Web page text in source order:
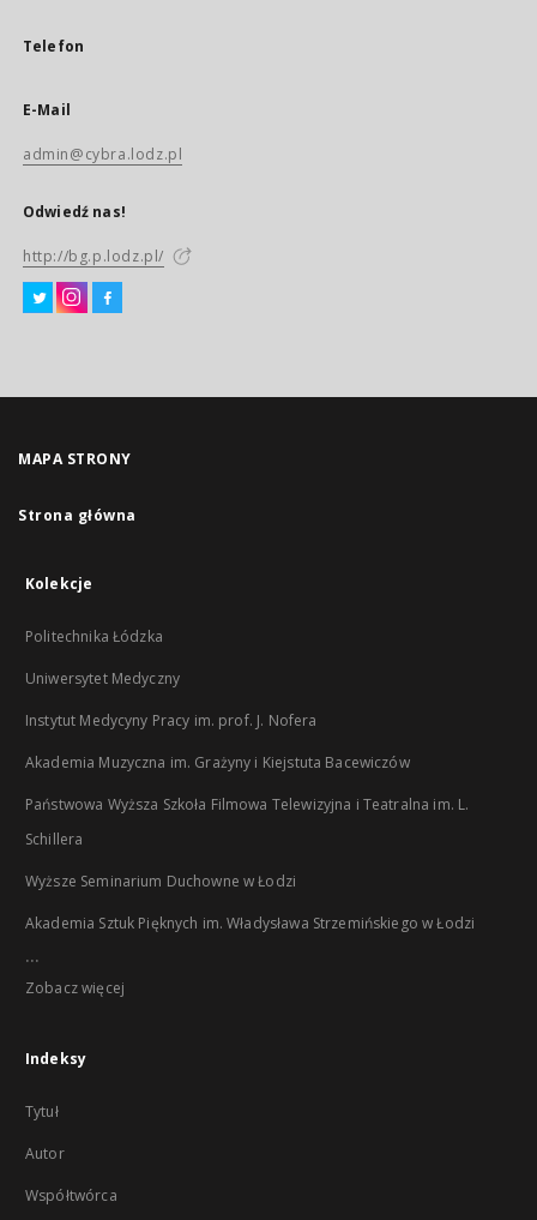
Telefon
E-Mail
admin@cybra.lodz.pl
Odwiedź nas!
http://bg.p.lodz.pl/
MAPA STRONY
Strona główna
Kolekcje
Politechnika Łódzka
Uniwersytet Medyczny
Instytut Medycyny Pracy im. prof. J. Nofera
Akademia Muzyczna im. Grażyny i Kiejstuta Bacewiczów
Państwowa Wyższa Szkoła Filmowa Telewizyjna i Teatralna im. L.
Schillera
Wyższe Seminarium Duchowne w Łodzi
Akademia Sztuk Pięknych im. Władysława Strzemińskiego w Łodzi
...
Zobacz więcej
Indeksy
Tytuł
Autor
Współtwórca